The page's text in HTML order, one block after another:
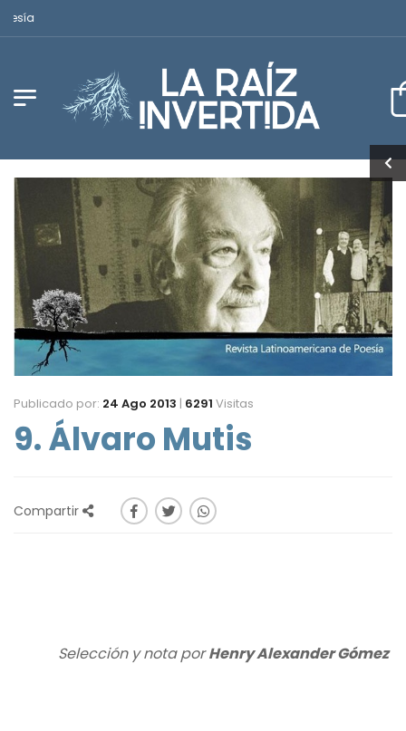
Publicado por: 24 Ago 2013 | 6291 Visitas
9. Álvaro Mutis
Compartir
Selección y nota porHenry Alexander Gómez